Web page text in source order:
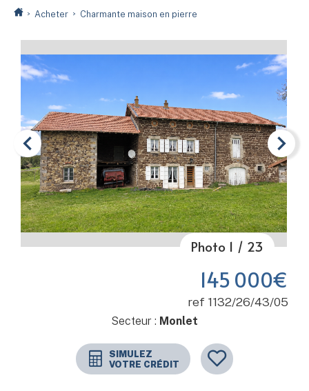
Acheter Charmante maison en pierre
Photo 1 / 23
145 000€
ref 1132/26/43/05
Secteur : Monlet
SIMULEZ
VOTRE CRÉDIT